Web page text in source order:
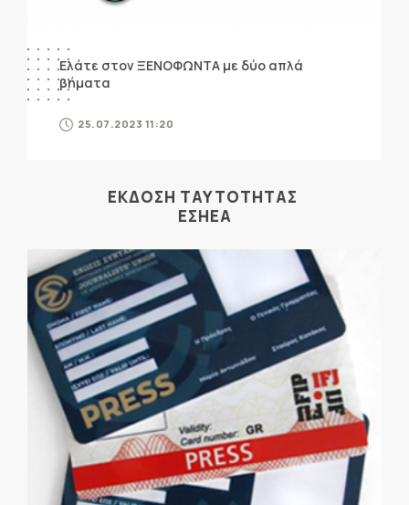
Ελάτε στον ΞΕΝΟΦΩΝΤΑ με δύο απλά
βήματα
25.07.2023 11:20
ΕΚΔΟΣΗ ΤΑΥΤΟΤΗΤΑΣ
ΕΣΗΕΑ